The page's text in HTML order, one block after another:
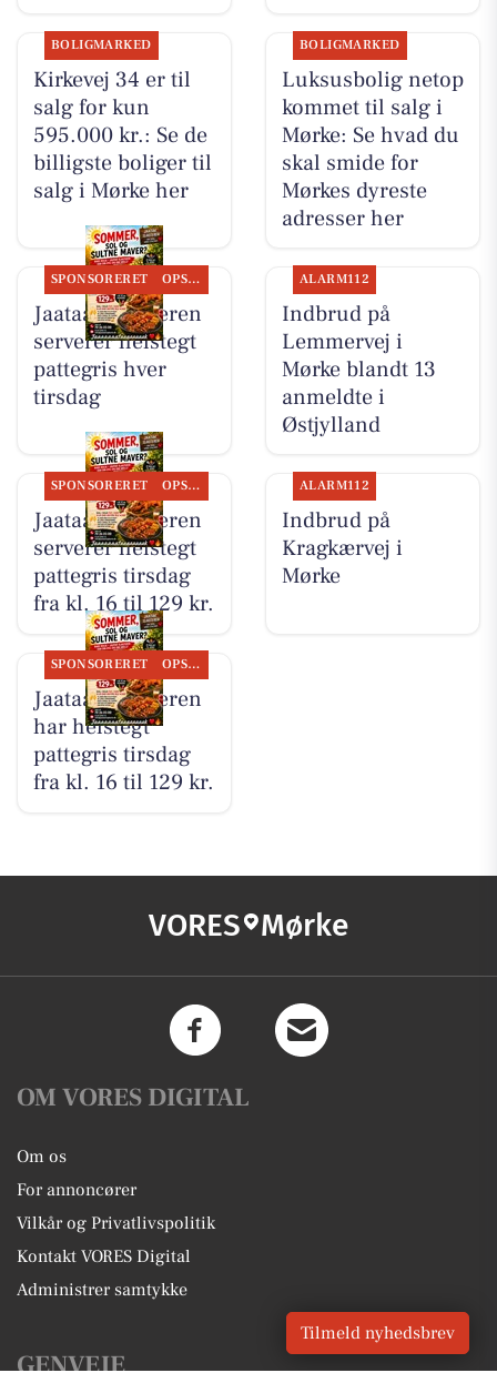
BOLIGMARKED
Kirkevej 34 er til
salg for kun
595.000 kr.: Se de
billigste boliger til
salg i Mørke her
BOLIGMARKED
Luksusbolig netop
kommet til salg i
Mørke: Se hvad du
skal smide for
Mørkes dyreste
adresser her
SPONSORERET OPSLAGSTAVLEN
Jaataak Slagteren
serverer helstegt
pattegris hver
tirsdag
ALARM112
Indbrud på
Lemmervej i
Mørke blandt 13
anmeldte i
Østjylland
SPONSORERET OPSLAGSTAVLEN
Jaataak Slagteren
serverer helstegt
pattegris tirsdag
fra kl. 16 til 129 kr.
ALARM112
Indbrud på
Kragkærvej i
Mørke
SPONSORERET OPSLAGSTAVLEN
Jaataak Slagteren
har helstegt
pattegris tirsdag
fra kl. 16 til 129 kr.
VORES Mørke
OM VORES DIGITAL
Om os
For annoncører
Vilkår og Privatlivspolitik
Kontakt VORES Digital
Administrer samtykke
GENVEJE
Tilmeld nyhedsbrev